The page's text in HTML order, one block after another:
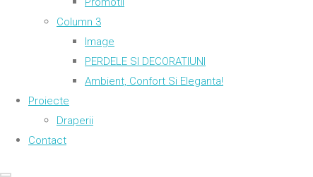
Column 3
Image
PERDELE SI DECORATIUNI
Ambient, Confort Si Eleganta!
Proiecte
Draperii
Contact